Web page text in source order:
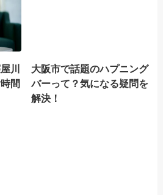
川
間
大阪市で話題のハプニング
バーって？気になる疑問を
解決！